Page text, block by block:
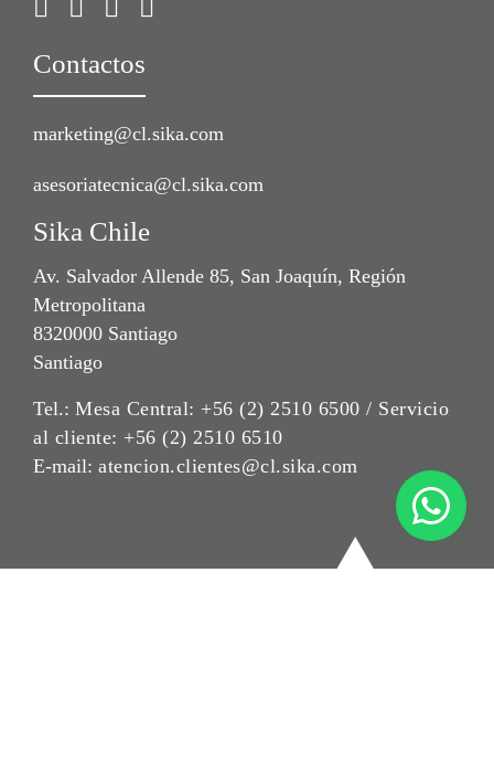
Contactos
marketing@cl.sika.com
asesoriatecnica@cl.sika.com
Sika Chile
Av. Salvador Allende 85, San Joaquín, Región
Metropolitana
8320000 Santiago
Santiago
Tel.: Mesa Central: +56 (2) 2510 6500 / Servicio
al cliente: +56 (2) 2510 6510
E-mail: atencion.clientes@cl.sika.com